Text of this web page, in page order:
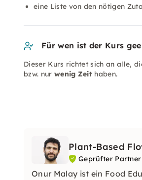
eine Liste von den nötigen
Für wen ist der Kurs
Dieser Kurs richtet sich an alle,
bzw. nur wenig Zeit haben.
Plant-Based
Geprüfter Partner
Onur Malay ist ein Food